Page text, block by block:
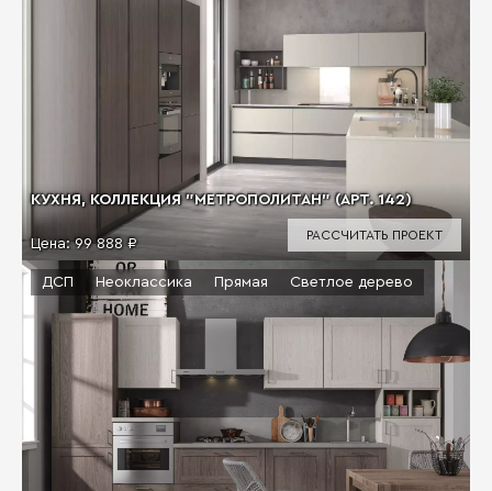
КУХНЯ, КОЛЛЕКЦИЯ "МЕТРОПОЛИТАН" (АРТ. 142)
Цена:99 888 ₽
РАССЧИТАТЬ ПРОЕКТ
ДСП Неоклассика Прямая Светлое дерево